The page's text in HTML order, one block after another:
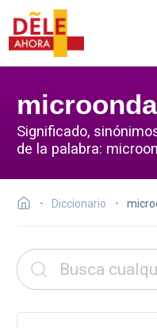
Significado,
de la palabra:
Diccionario